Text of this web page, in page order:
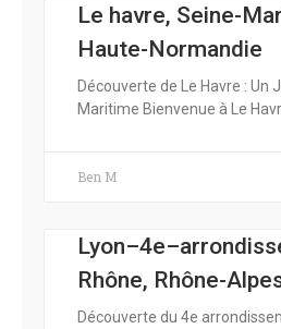
Le havre, Seine-
Haute-Normandie
Découverte de Le Havre : Un
Maritime Bienvenue à Le
Ben M
Rhône, Rhône-
Découverte du 4e